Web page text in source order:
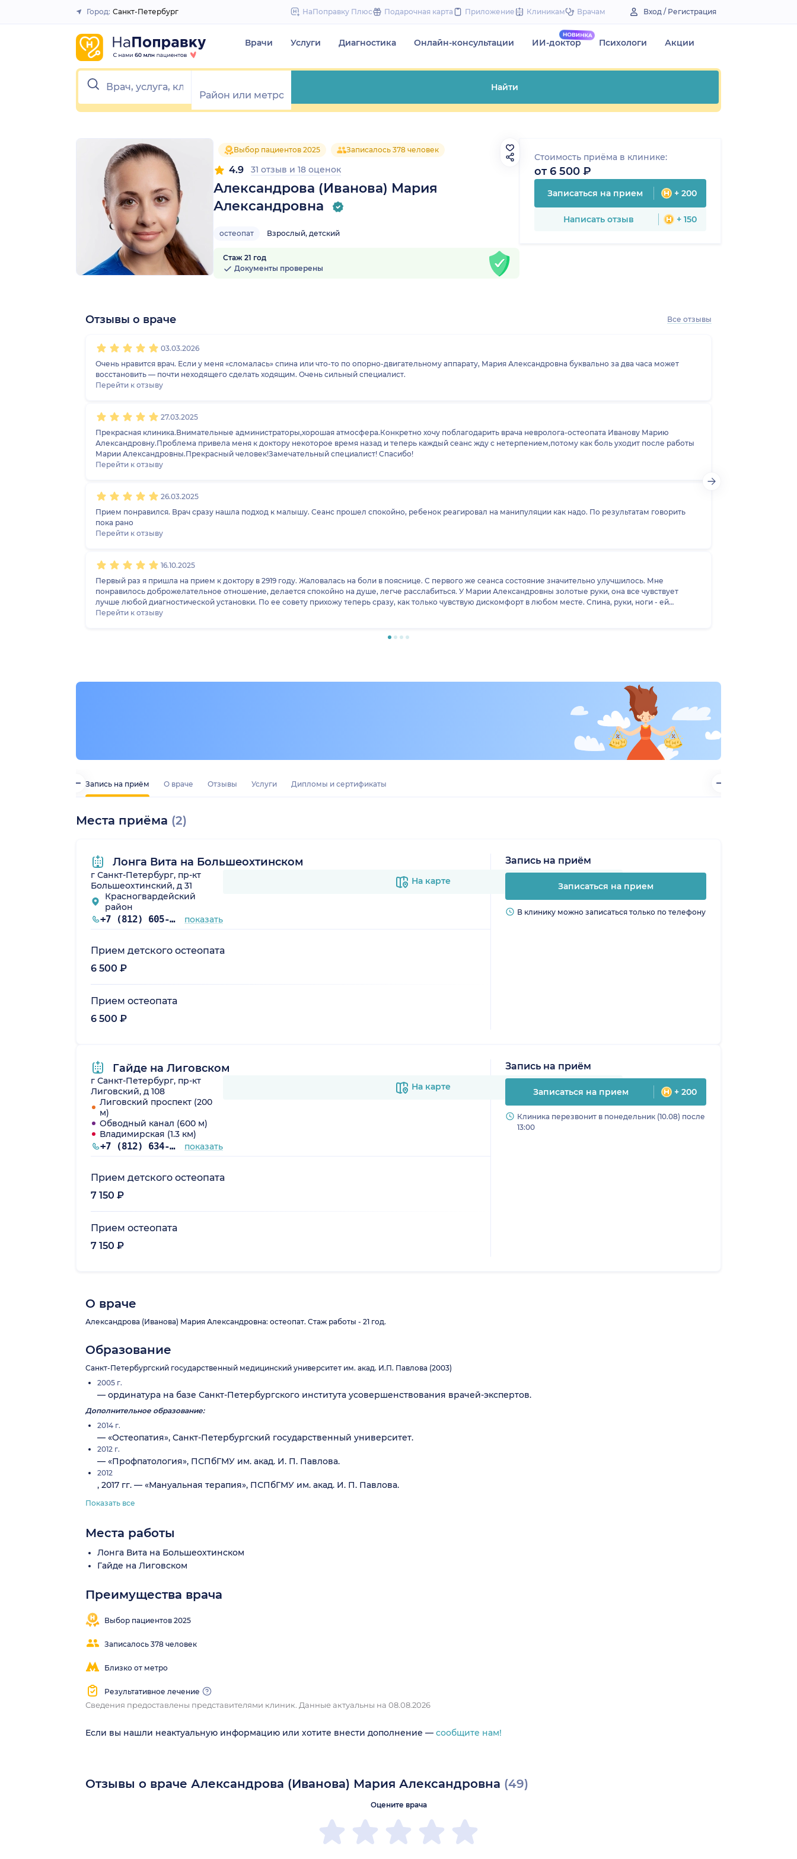
to
Закрыть
Город: Санкт-Петербург НаПоправку Плюс Подарочная карта Приложение Клиникам Врачам Вход / Регистрация
Врачи Услуги Диагностика Онлайн-консультации ИИ-доктор Психологи Акции
Найти
Выбор пациентов 2025 Записалось 378 человек
Александрова (Иванова) Мария
Александровна
4.9 31 отзыв и 18 оценок
остеопат Взрослый, детский
Стаж 21 год
Документы проверены
Стоимость приёма в клинике:
от 6 500 ₽
Записаться на прием + 200
Написать отзыв + 150
Запись на приём О враче Отзывы Услуги Дипломы и сертификаты
Места приёма (2)
Лонга Вита на Большеохтинском
г Санкт-Петербург, пр-кт
Большеохтинский, д 31
Красногвардейский
район
+7 (812) 605-70-19 показать
На карте
Прием детского остеопата
6 500 ₽
Прием остеопата
6 500 ₽
Запись на приём
Записаться на прием
В клинику можно записаться только по телефону
Гайде на Лиговском
г Санкт-Петербург, пр-кт
Лиговский, д 108
Лиговский проспект (200
м)
Обводный канал (600 м)
Владимирская (1.3 км)
+7 (812) 634-41-13 показать
На карте
Прием детского остеопата
7 150 ₽
Прием остеопата
7 150 ₽
Запись на приём
Записаться на прием + 200
Клиника перезвонит в понедельник (10.08) после
13:00
Отзывы о враче Все отзывы
03.03.2026
Очень нравится врач. Если у меня «сломалась» спина или что-то по опорно-двигательному аппарату, Мария Александровна буквально за два часа может
восстановить — почти неходящего сделать ходящим. Очень сильный специалист.
Перейти к отзыву
27.03.2025
Прекрасная клиника.Внимательные администраторы,хорошая атмосфера.Конкретно хочу поблагодарить врача невролога-остеопата Иванову Марию
Александровну.Проблема привела меня к доктору некоторое время назад и теперь каждый сеанс жду с нетерпением,потому как боль уходит после работы
Марии Александровны.Прекрасный человек!Замечательный специалист! Спасибо!
Перейти к отзыву
26.03.2025
Прием понравился. Врач сразу нашла подход к малышу. Сеанс прошел спокойно, ребенок реагировал на манипуляции как надо. По результатам говорить
пока рано
Перейти к отзыву
16.10.2025
Первый раз я пришла на прием к доктору в 2919 году. Жаловалась на боли в пояснице. С первого же сеанса состояние значительно улучшилось. Мне
понравилось доброжелательное отношение, делается спокойно на душе, легче расслабиться. У Марии Александровны золотые руки, она все чувствует
лучше любой диагностической установки. По ее совету прихожу теперь сразу, как только чувствую дискомфорт в любом месте. Спина, руки, ноги - ей
подвластно все. Очень хороший, настоящий врач от Бога. И все мои знакомые, приходящие по моей рекомендации, очегь довольны.
Перейти к отзыву
О враче
Александрова (Иванова) Мария Александровна: остеопат. Стаж работы - 21 год.
Образование
Санкт-Петербургский государственный медицинский университет им. акад. И.П. Павлова (2003)
2005 г.
— ординатура на базе Санкт-Петербургского института усовершенствования врачей-экспертов.
Дополнительное образование:
2014 г.
— «Остеопатия», Санкт-Петербургский государственный университет.
2012 г.
— «Профпатология», ПСПбГМУ им. акад. И. П. Павлова.
2012
, 2017 гг. — «Мануальная терапия», ПСПбГМУ им. акад. И. П. Павлова.
Показать все
Места работы
Лонга Вита на Большеохтинском
Гайде на Лиговском
Преимущества врача
Выбор пациентов 2025
Записалось 378 человек
Близко от метро
Результативное лечение
Сведения предоставлены представителями клиник. Данные актуальны на 08.08.2026
Если вы нашли неактуальную информацию или хотите внести дополнение — сообщите нам!
Отзывы о враче Александрова (Иванова) Мария Александровна (49)
Оцените врача